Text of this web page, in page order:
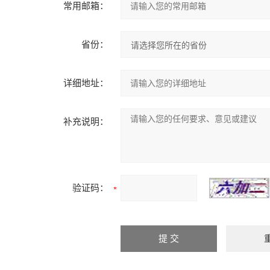
常用邮箱：
省份：
详细地址：
补充说明：
验证码：